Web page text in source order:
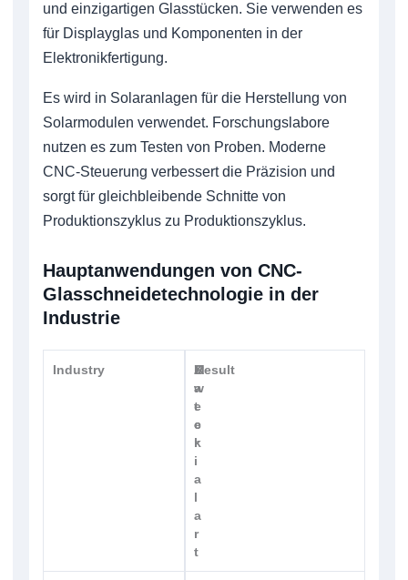
und einzigartigen Glasstücken. Sie verwenden es
für Displayglas und Komponenten in der
Elektronikfertigung.
Es wird in Solaranlagen für die Herstellung von
Solarmodulen verwendet. Forschungslabore
nutzen es zum Testen von Proben. Moderne
CNC-Steuerung verbessert die Präzision und
sorgt für gleichbleibende Schnitte von
Produktionszyklus zu Produktionszyklus.
Hauptanwendungen von CNC-
Glasschneidetechnologie in der
Industrie
Industry
M
a
t
e
r
i
a
l
a
r
t
Z
w
e
c
k
Result